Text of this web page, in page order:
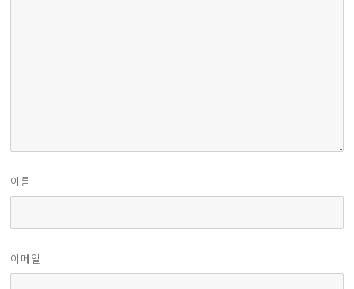
이름
이메일